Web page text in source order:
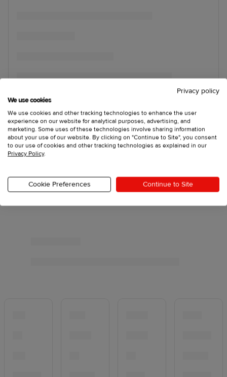
Privacy policy
We use cookies
We use cookies and other tracking technologies to enhance the user
experience on our website for analytical purposes, advertising, and
marketing. Some uses of these technologies involve sharing information
about your use of our website. By clicking on "Continue to Site", you consent
to our use of cookies and other tracking technologies as explained in our
Privacy Policy.
Cookie Preferences Continue to Site